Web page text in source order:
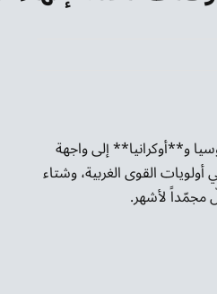
و**أوكرانيا** إلى واجهة
القوى الغربية، وشتاء
مجمّداً لأشهر.